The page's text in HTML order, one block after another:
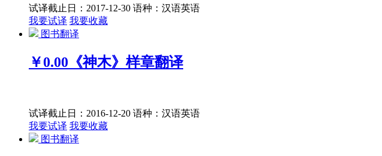
试译截止日：2017-12-30 语种：汉语英语
我要试译 我要收藏
图书翻译
￥0.00 《神木》样章翻译
试译截止日：2016-12-20 语种：汉语英语
我要试译 我要收藏
图书翻译